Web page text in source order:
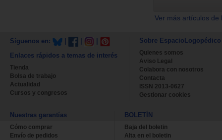
Ver más artículos
Síguenos en:
Enlaces rápidos a temas de interés
Tienda
Bolsa de trabajo
Actualidad
Cursos y congresos
Sobre EspacioLogopédico
Quienes somos
Aviso Legal
Colabora con nosotros
Contacta
ISSN 2013-0627
Gestionar cookies
Nuestras garantías
Cómo comprar
Envío de pedidos
BOLETÍN
Baja del boletin
Alta en el boletin